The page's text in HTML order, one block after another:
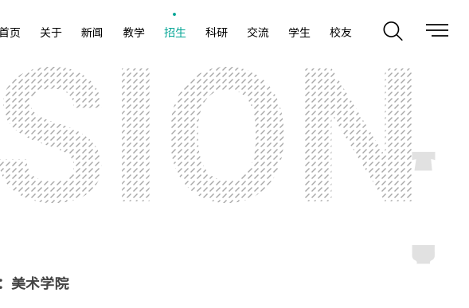
页 关于 新闻 教学 招生 科研 交流 学生 校友
美术学院